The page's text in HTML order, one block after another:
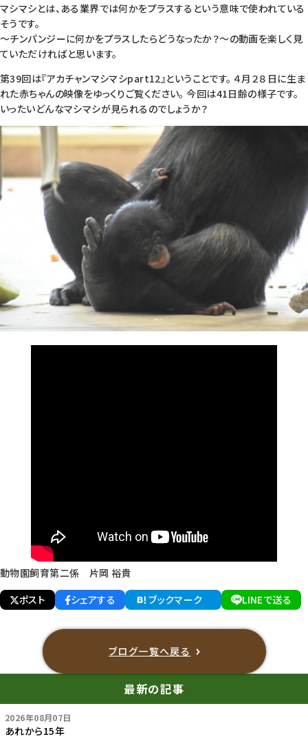
マシマシとは、ある業界では何かをプラスするという意味で使われている
そうです。
～チンパンジーに何かをプラスしたらどうなったか？～の動画を楽しく見
ていただければと思います。
第39回は『アカチャンマシマシpart12』ということです。 ４月２８日に生ま
れた赤ちゃんの映像をゆっくりご覧ください。 今回は41日齢の様子です。
いったいどんなマシマシが見られるのでしょうか？
動物園飼育第二係 片岡 裕貴
ポスト
シェアする ブックマーク LINEで送る
ブログ一覧へ戻る
最新の記事
2026年08月07日
あれから15年